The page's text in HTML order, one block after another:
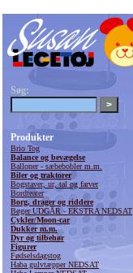
Søg:
Produkter
Brio Tog
Balance og bevægelse
Balloner - sæbebobler m.m.
Biler og traktorer
Bogstaver, ur, tal og farver
Bordteater
Borg, drager og riddere
Bøger UDGÅR - EKSTRA NEDSAT
Cykler/Moon-car
Dukker m.m.
Dyr og tilbehør
Figurer
Fødselsdagstog
Haba gulvtæpper NEDSAT